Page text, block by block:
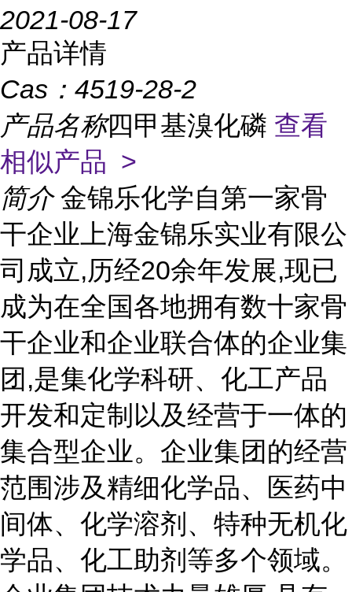
2021-08-17
产品详情
Cas： 4519-28-2
产品名称四甲基溴化磷 查看
相似产品 >
简介 金锦乐化学自第一家骨
干企业上海金锦乐实业有限公
司成立,历经20余年发展,现已
成为在全国各地拥有数十家骨
干企业和企业联合体的企业集
团,是集化学科研、化工产品
开发和定制以及经营于一体的
集合型企业。企业集团的经营
范围涉及精细化学品、医药中
间体、化学溶剂、特种无机化
学品、化工助剂等多个领域。